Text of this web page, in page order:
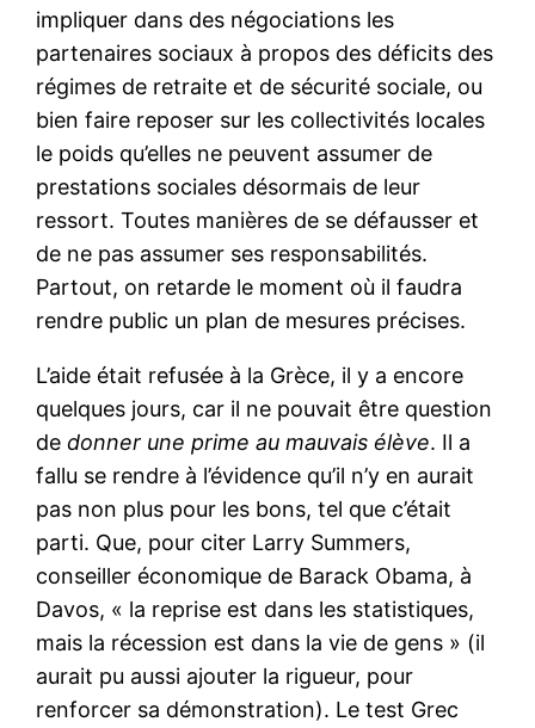
impliquer dans des négociations les
partenaires sociaux à propos des déficits des
régimes de retraite et de sécurité sociale, ou
bien faire reposer sur les collectivités locales
le poids qu’elles ne peuvent assumer de
prestations sociales désormais de leur
ressort. Toutes manières de se défausser et
de ne pas assumer ses responsabilités.
Partout, on retarde le moment où il faudra
rendre public un plan de mesures précises.
L’aide était refusée à la Grèce, il y a encore
quelques jours, car il ne pouvait être question
dedonner une prime au mauvais élève. Il a
fallu se rendre à l’évidence qu’il n’y en aurait
pas non plus pour les bons, tel que c’était
parti. Que, pour citer Larry Summers,
conseiller économique de Barack Obama, à
Davos, « la reprise est dans les statistiques,
mais la récession est dans la vie de gens » (il
aurait pu aussi ajouter la rigueur, pour
renforcer sa démonstration). Le test Grec